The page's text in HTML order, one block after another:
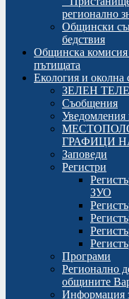
регионално
Общински
бедствия
Общинска комисия
пътищата
Екология и околна
ЗЕЛЕН
Съобщения
Уведомления
ГРАФИЦИ
Заповеди
Регистри
ЗУО
Програми
Регионално
общините
Информация